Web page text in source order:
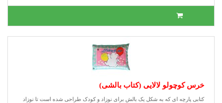
خرس کوچولو لالایی (کتاب بالشی)
کتابی پارچه ای که به شکل یک بالش برای نوزاد و کودک طراحی شده است تا نوزاد